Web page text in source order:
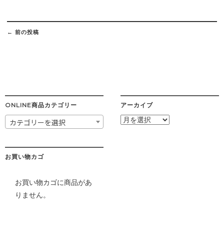
Post
navigation
← 前の投稿
ONLINE商品カテゴリー
カテゴリーを選択
アーカイブ
ア
お買い物カゴ
お買い物カゴに商品があ
りません。